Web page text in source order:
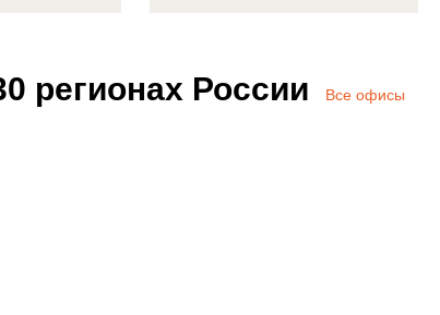
Все офисы
регионах России